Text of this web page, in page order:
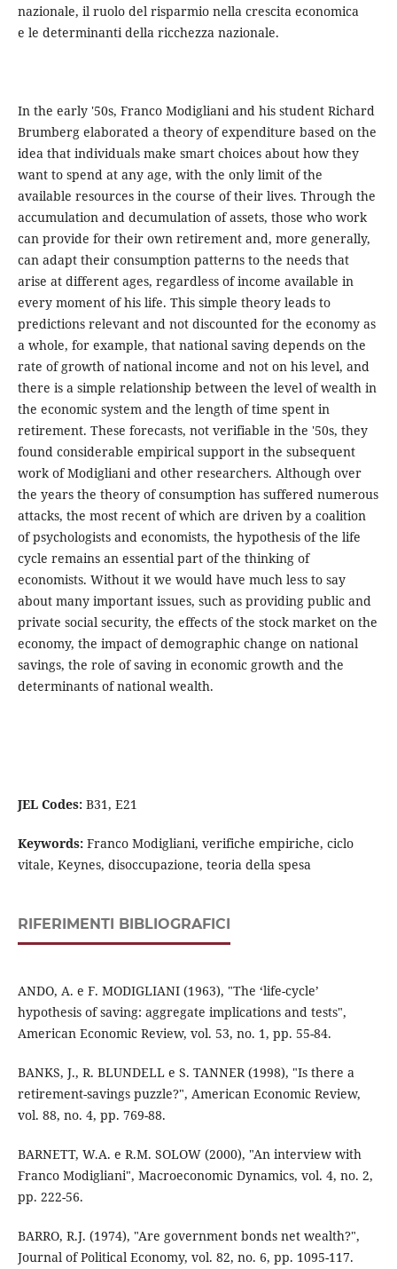
nazionale, il ruolo del risparmio nella crescita economica
e le determinanti della ricchezza nazionale.
In the early '50s, Franco Modigliani and his student Richard
Brumberg elaborated a theory of expenditure based on the
idea that individuals make smart choices about how they
want to spend at any age, with the only limit of the
available resources in the course of their lives. Through the
accumulation and decumulation of assets, those who work
can provide for their own retirement and, more generally,
can adapt their consumption patterns to the needs that
arise at different ages, regardless of income available in
every moment of his life. This simple theory leads to
predictions relevant and not discounted for the economy as
a whole, for example, that national saving depends on the
rate of growth of national income and not on his level, and
there is a simple relationship between the level of wealth in
the economic system and the length of time spent in
retirement. These forecasts, not verifiable in the '50s, they
found considerable empirical support in the subsequent
work of Modigliani and other researchers. Although over
the years the theory of consumption has suffered numerous
attacks, the most recent of which are driven by a coalition
of psychologists and economists, the hypothesis of the life
cycle remains an essential part of the thinking of
economists. Without it we would have much less to say
about many important issues, such as providing public and
private social security, the effects of the stock market on the
economy, the impact of demographic change on national
savings, the role of saving in economic growth and the
determinants of national wealth.
JEL Codes: B31, E21
Keywords:Franco Modigliani, verifiche empiriche, ciclo
vitale, Keynes, disoccupazione, teoria della spesa
RIFERIMENTI BIBLIOGRAFICI
ANDO, A. e F. MODIGLIANI (1963), "The ‘life-cycle’
hypothesis of saving: aggregate implications and tests",
American Economic Review, vol. 53, no. 1, pp. 55-84.
BANKS, J., R. BLUNDELL e S. TANNER (1998), "Is there a
retirement-savings puzzle?", American Economic Review,
vol. 88, no. 4, pp. 769-88.
BARNETT, W.A. e R.M. SOLOW (2000), "An interview with
Franco Modigliani", Macroeconomic Dynamics, vol. 4, no. 2,
pp. 222-56.
BARRO, R.J. (1974), "Are government bonds net wealth?",
Journal of Political Economy, vol. 82, no. 6, pp. 1095-117.